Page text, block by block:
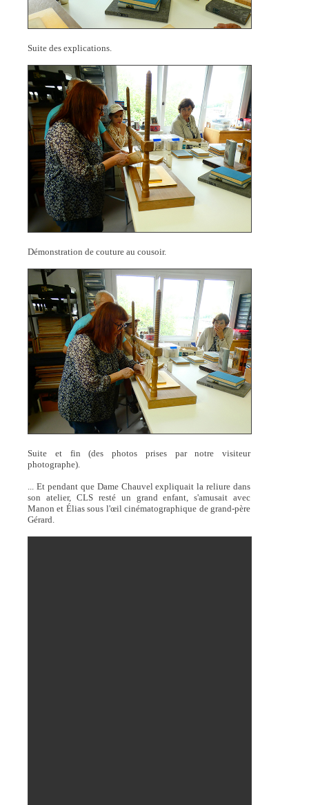
Suite des explications.
Démonstration de couture au cousoir.
Suite et fin (des photos prises par notre visiteur
photographe).
... Et pendant que Dame Chauvel expliquait la reliure dans
son atelier, CLS resté un grand enfant, s'amusait avec
Manon et Élias sous l'œil cinématographique de grand-père
Gérard.